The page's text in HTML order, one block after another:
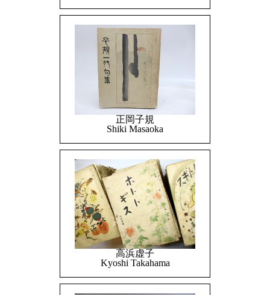
正岡子規
Shiki Masaoka
高浜虚子
Kyoshi Takahama